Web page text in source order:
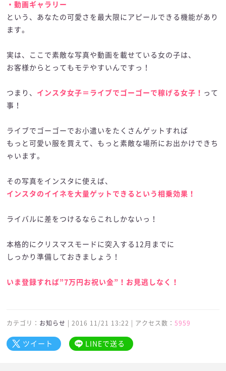
・動画ギャラリー
という、あなたの可愛さを最大限にアピールできる機能があり
ます。
実は、ここで素敵な写真や動画を載せている女の子は、
お客様からとってもモテやすいんですっ！
つまり、 インスタ女子＝ライブでゴーゴーで稼げる女子！ って
事！
ライブでゴーゴーでお小遣いをたくさんゲットすれば
もっと可愛い服を買えて、もっと素敵な場所にお出かけできち
ゃいます。
その写真をインスタに使えば、
インスタのイイネを大量ゲットできるという相乗効果！
ライバルに差をつけるならこれしかないっ！
本格的にクリスマスモードに突入する12月までに
しっかり準備しておきましょう！
いま登録すれば”7万円お祝い金”！お見逃しなく！
カテゴリ： お知らせ | 2016 11/21 13:22 | アクセス数： 5959
ツイート LINEで送る